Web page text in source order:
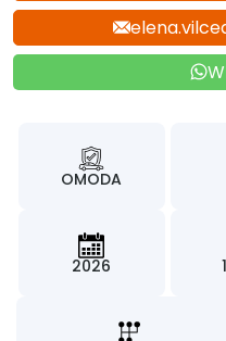
OMODA
2026